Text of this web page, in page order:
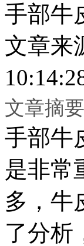
手部牛
文章来
文章摘要
手部牛
是非常
多，牛
了分析